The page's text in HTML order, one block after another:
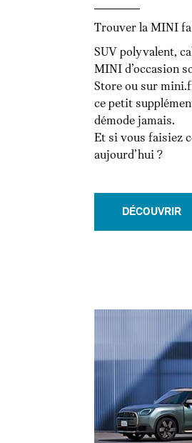
Trouver la MINI
SUV polyvalent,
MINI d’occasion
Store ou sur
ce petit
démode jamais.
Et si vous faisiez
aujourd’hui ?
DÉCOUVRIR